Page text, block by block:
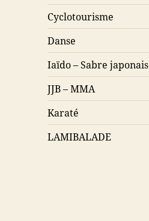
Cyclotourisme
Danse
Iaïdo – Sabre japonais
JJB – MMA
Karaté
LAMIBALADE